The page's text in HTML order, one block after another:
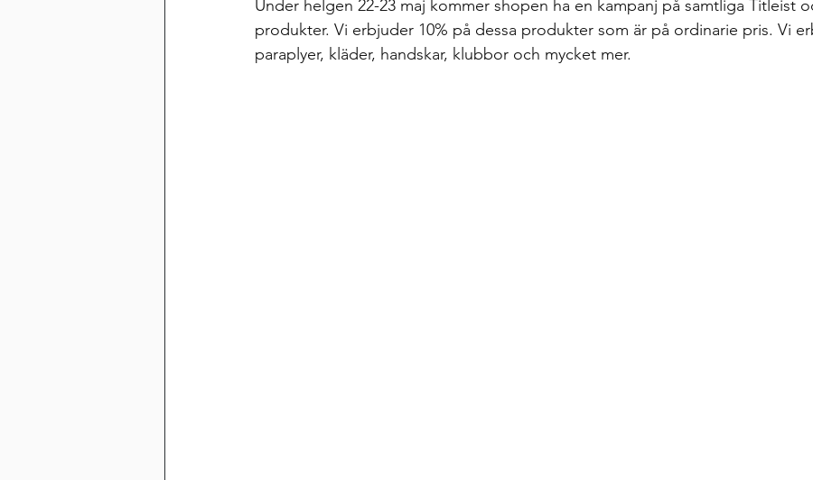
Under helgen 22-23 maj kommer shopen ha en kampanj på samtliga Titleist
produkter. Vi erbjuder 10% på dessa produkter som är på ordinarie pris. Vi
paraplyer, kläder, handskar, klubbor och mycket mer.